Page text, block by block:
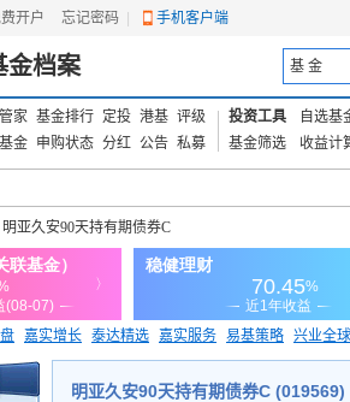
开户 忘记密码 手机客户端
金档案 基 金
家 基金排行 定投 港基 评级
金 申购状态 分红 公告 私募
投资工具 自选基
基金筛选
收益计
明亚久安90天持有期债券C
嘉实增长 泰达精选 嘉实服务 易基策略 兴业全
价值ETF
明亚久安90天持有期债券C (019569)